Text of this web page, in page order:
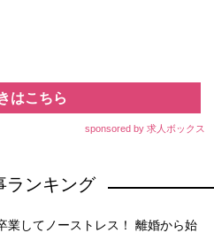
はこちら
sponsored by 求人ボックス
ランキング
業してノーストレス！ 離婚から始